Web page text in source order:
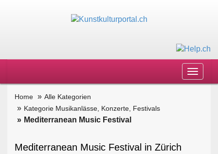
Toggle
Home
Alle Kategorien
Kategorie Musikanlässe, Konzerte, Festivals
Mediterranean Music Festival
Mediterranean Music Festival in Zürich